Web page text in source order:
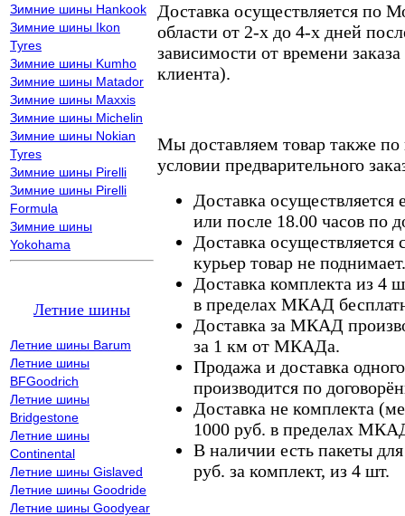
Зимние шины Hankook
Зимние шины Ikon
Tyres
Зимние шины Kumho
Зимние шины Matador
Зимние шины Maxxis
Зимние шины Michelin
Зимние шины Nokian
Tyres
Зимние шины Pirelli
Зимние шины Pirelli
Formula
Зимние шины
Yokohama
Летние шины
Летние шины Barum
Летние шины
BFGoodrich
Летние шины
Bridgestone
Летние шины
Continental
Летние шины Gislaved
Летние шины Goodride
Летние шины Goodyear
Доставка осуществляется по
области от 2-х до 4-х дней
зависимости от времени
клиента).
Мы доставляем товар также
условии предварительного
Доставка осуществляется
или после 18.00 часов по
Доставка осуществляется
курьер товар не поднимает.
Доставка комплекта из 4
в пределах МКАД
Доставка за МКАД
за 1 км от МКАДа.
Продажа и доставка
производится по
Доставка не комплекта
1000 руб. в пределах
В наличии есть пакеты
руб. за комплект, из 4 шт.